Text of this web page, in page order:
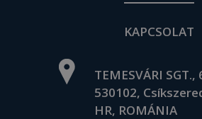
KAPCSOLAT
TEMESVÁRI SGT.,
530102,
HR, ROMÁNIA